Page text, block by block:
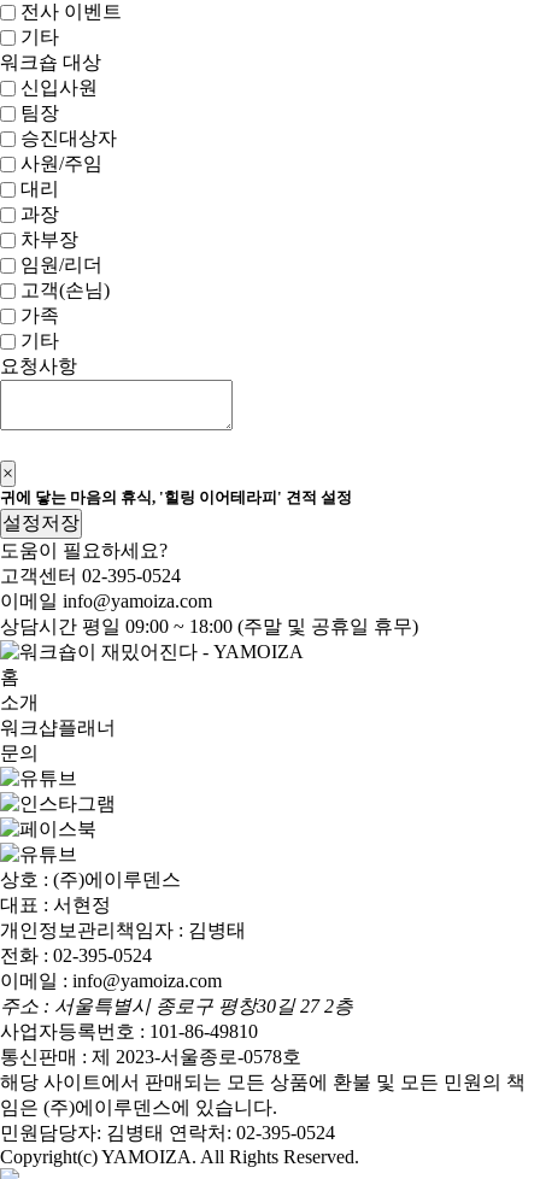
전사 이벤트
기타
워크숍 대상
신입사원
팀장
승진대상자
사원/주임
대리
과장
차부장
임원/리더
고객(손님)
가족
기타
요청사항
×
귀에 닿는 마음의 휴식, '힐링 이어테라피' 견적 설정
설정저장
도움이 필요하세요?
고객센터 02-395-0524
이메일 info@yamoiza.com
상담시간 평일 09:00 ~ 18:00 (주말 및 공휴일 휴무)
홈
소개
워크샵플래너
문의
상호 : (주)에이루덴스
대표 : 서현정
개인정보관리책임자 : 김병태
전화 : 02-395-0524
이메일 : info@yamoiza.com
주소 : 서울특별시 종로구 평창30길 27 2층
사업자등록번호 : 101-86-49810
통신판매 : 제 2023-서울종로-0578호
해당 사이트에서 판매되는 모든 상품에 환불 및 모든 민원의 책
임은 (주)에이루덴스에 있습니다.
민원담당자: 김병태 연락처: 02-395-0524
Copyright(c) YAMOIZA. All Rights Reserved.